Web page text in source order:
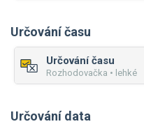
Určování času
Určování času
Rozhodovačka • lehké
Určování data